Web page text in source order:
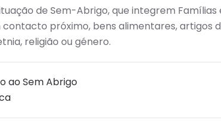
de Sem-Abrigo, que integrem
próximo, bens alimentares, artigos
religião ou género.
ao Sem Abrigo